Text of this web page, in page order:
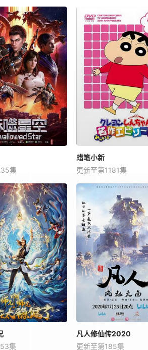
集
蜡笔小新
更新至第1181集
集
凡人修仙传2020
更新至第185集